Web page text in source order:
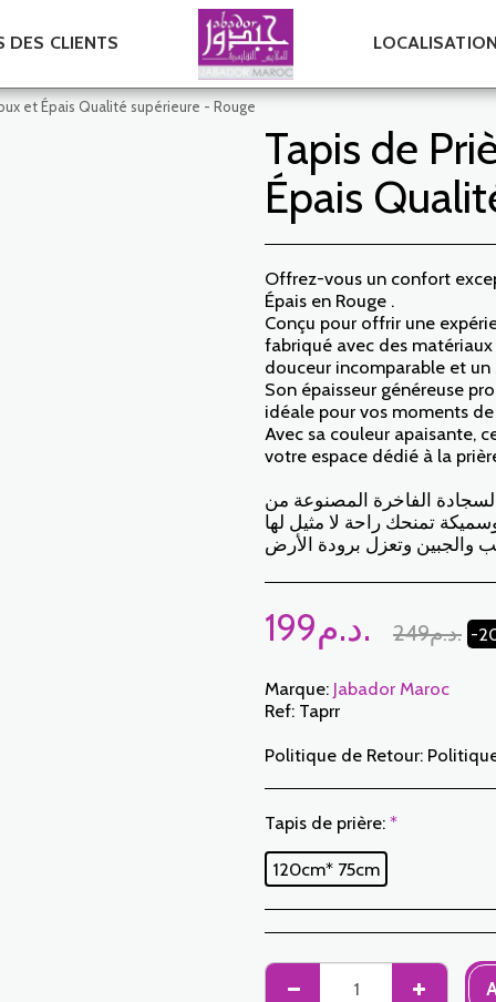
DES CLIENTS
et Épais Qualité supérieure - Rouge
Tapis de
Épais
Offrez-vous un confort
Épais en Rouge .
Conçu pour offrir une
fabriqué avec des
douceur incomparable et
Son épaisseur généreuse
idéale pour vos moments
Avec sa couleur apaisante,
votre espace dédié à la
الفاخرة المصنوعة من
تمنحك راحة لا مثيل لها
والجبين وتعزل برودة الأرض
199 د.م. 249 د.م. -
Marque: Jabador Maroc
Ref: Taprr
Politique de Retour: Politique de Retour: Le Client dispose d’un délai de 7 jours ouvrables à compter de la date de réception pour retourner des articles commandés soit pour être remboursé soit pour un échange. Seuls les articles retournés dans les délais, dans leur emballage d’origine, non-lavés, non-portés pourront faire l’objet d’un échange. Pour faire un retour, prière de nous notifier aux adresses suivantes : jabadormaroc17@gmail.com/ jabador.maroc@gmail.com Chaque échange ou retour doit être accompagné
Tapis de prière: *
120cm* 75cm